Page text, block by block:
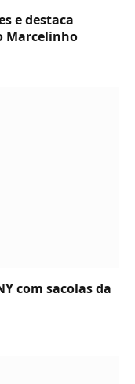
e destaca
Marcelinho
com sacolas da